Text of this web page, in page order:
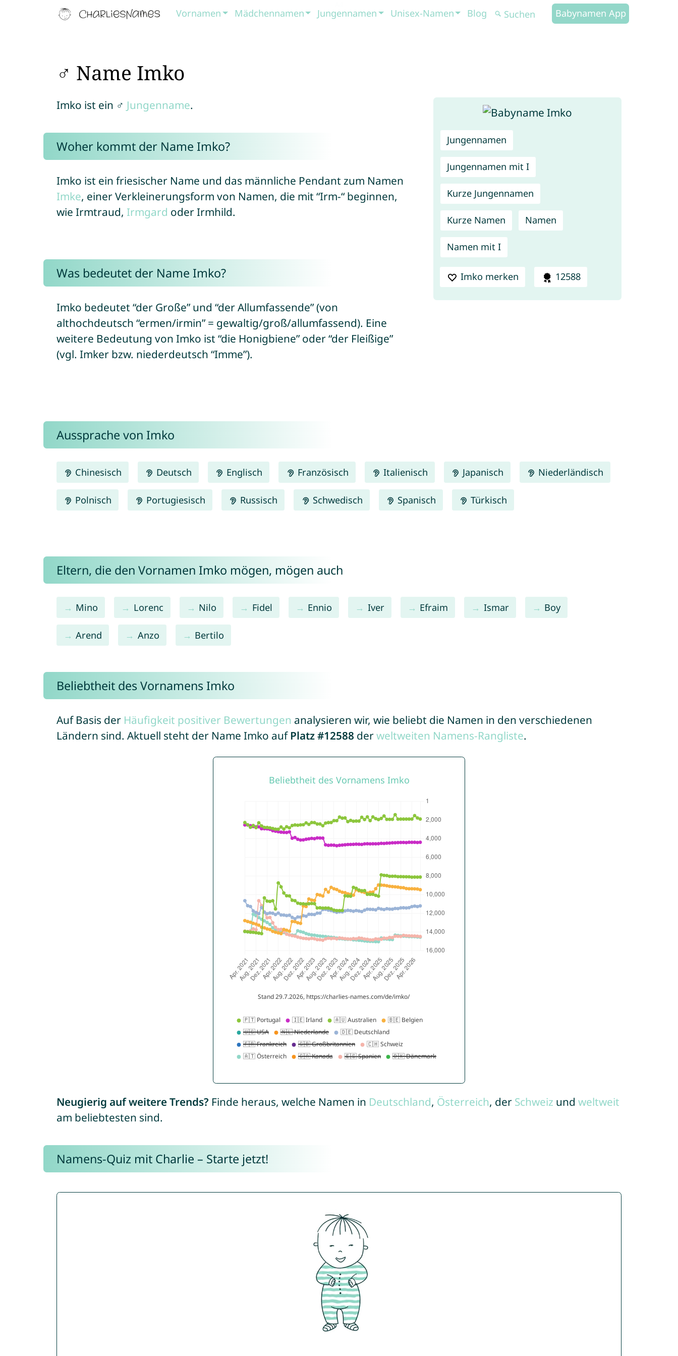
Vornamen Mädchennamen Jungennamen Unisex-Namen Blog Babynamen App
♂ Name Imko
Jungennamen
Jungennamen mit I
Kurze Jungennamen
Kurze Namen Namen
Namen mit I
Imko merken 12588
Imko ist ein ♂ Jungenname.
Woher kommt der Name Imko?
Imko ist ein friesischer Name und das männliche Pendant zum Namen
Imke, einer Verkleinerungsform von Namen, die mit “Irm-“ beginnen,
wie Irmtraud, Irmgard oder Irmhild.
Was bedeutet der Name Imko?
Imko bedeutet “der Große” und “der Allumfassende” (von
althochdeutsch “ermen/irmin” = gewaltig/groß/allumfassend). Eine
weitere Bedeutung von Imko ist “die Honigbiene” oder “der Fleißige”
(vgl. Imker bzw. niederdeutsch “Imme”).
Aussprache von Imko
Chinesisch Deutsch Englisch Französisch Italienisch Japanisch Niederländisch
Polnisch Portugiesisch Russisch Schwedisch Spanisch Türkisch
Eltern, die den Vornamen Imko mögen, mögen auch
Mino Lorenc Nilo Fidel Ennio Iver Efraim Ismar Boy
Arend Anzo Bertilo
Beliebtheit des Vornamens Imko
Auf Basis der Häufigkeit positiver Bewertungen analysieren wir, wie beliebt die Namen in den verschiedenen
Ländern sind. Aktuell steht der Name Imko auf Platz #12588 derweltweiten Namens-Rangliste.
Neugierig auf weitere Trends? Finde heraus, welche Namen in Deutschland, Österreich, der Schweiz und weltweit
am beliebtesten sind.
Namens-Quiz mit Charlie – Starte jetzt!